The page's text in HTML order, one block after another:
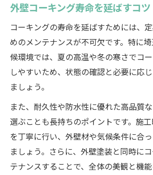
外壁コーキング寿命を延ばすコツ
コーキングの寿命を延ばすためには、
めのメンテナンスが不可欠です。特に
候環境では、夏の高温や冬の寒さでコ
しやすいため、状態の確認と必要に応
ましょう。
また、耐久性や防水性に優れた高品質
選ぶことも長持ちのポイントです。施
を丁寧に行い、外壁材や気候条件に合
ましょう。さらに、外壁塗装と同時に
テナンスすることで、全体の美観と機